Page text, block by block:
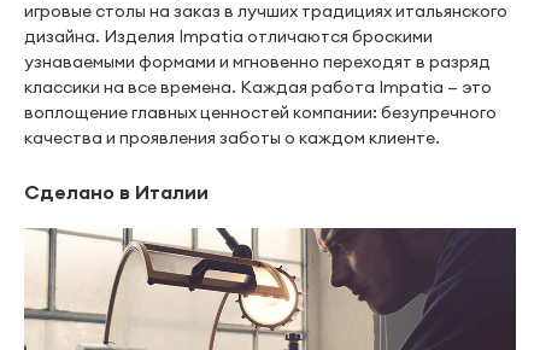
игровые столы на заказ в лучших традициях итальянского
дизайна. Изделия Impatia отличаются броскими
узнаваемыми формами и мгновенно переходят в разряд
классики на все времена. Каждая работа Impatia — это
воплощение главных ценностей компании: безупречного
качества и проявления заботы о каждом клиенте.
Сделано в Италии